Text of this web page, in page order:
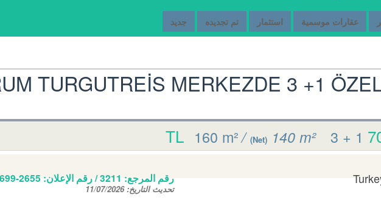
عقارات موسمية استثمار تم تجديده جديد
TURGUTREİS MERKEZDE 3 +1
160 m²/ (Net)140 m² 3 + 1
رقم المرجع: 3211/ رقم الإعلان: 2655
تحديث التاريخ:11/07/2026